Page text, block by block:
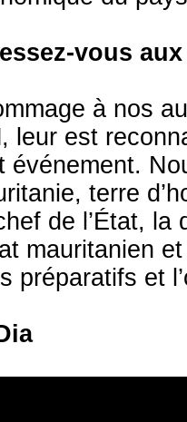
vous
à nos
leur est
événement.
terre
de l’État,
mauritanien
préparatifs et